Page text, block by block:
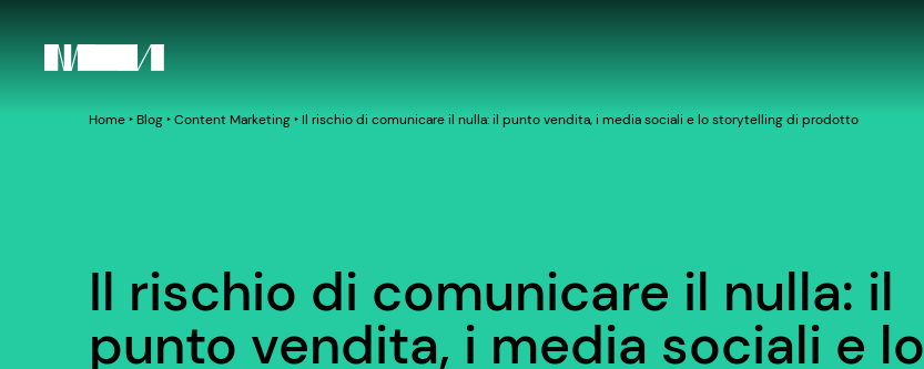
Home‣ Blog‣Content Marketing‣ Il rischio di comunicare il nulla: il punto vendita, i media sociali e lo storytelling di prodotto
Il rischio di comunicare il nulla: il
punto vendita, i media sociali e lo